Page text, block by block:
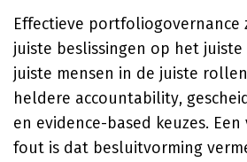
Effectieve portfoliogovernance
juiste beslissingen op het
juiste mensen in de juiste
heldere accountability,
en evidence-based keuzes.
fout is dat besluitvorming